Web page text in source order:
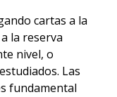
cartas a la
la reserva
nivel, o
Las
fundamental